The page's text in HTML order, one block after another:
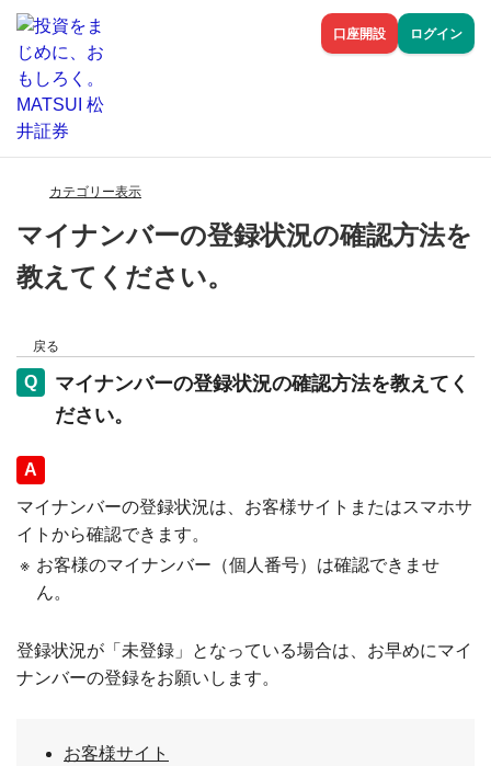
口座開設 ログイン
カテゴリー表示
マイナンバーの登録状況の確認方法を
教えてください。
戻る
マイナンバーの登録状況の確認方法を教えてく
ださい。
回答
マイナンバーの登録状況は、お客様サイトまたはスマホサ
イトから確認できます。
※ お客様のマイナンバー（個人番号）は確認できませ
ん。
登録状況が「未登録」となっている場合は、お早めにマイ
ナンバーの登録をお願いします。
お客様サイト